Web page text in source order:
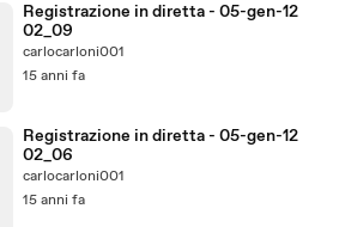
Registrazione in diretta - 05-gen-12
02_09
carlocarloni001
15 anni fa
Registrazione in diretta - 05-gen-12
02_06
carlocarloni001
15 anni fa